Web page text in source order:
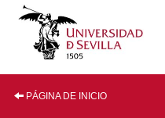
PÁGINA DE INICIO